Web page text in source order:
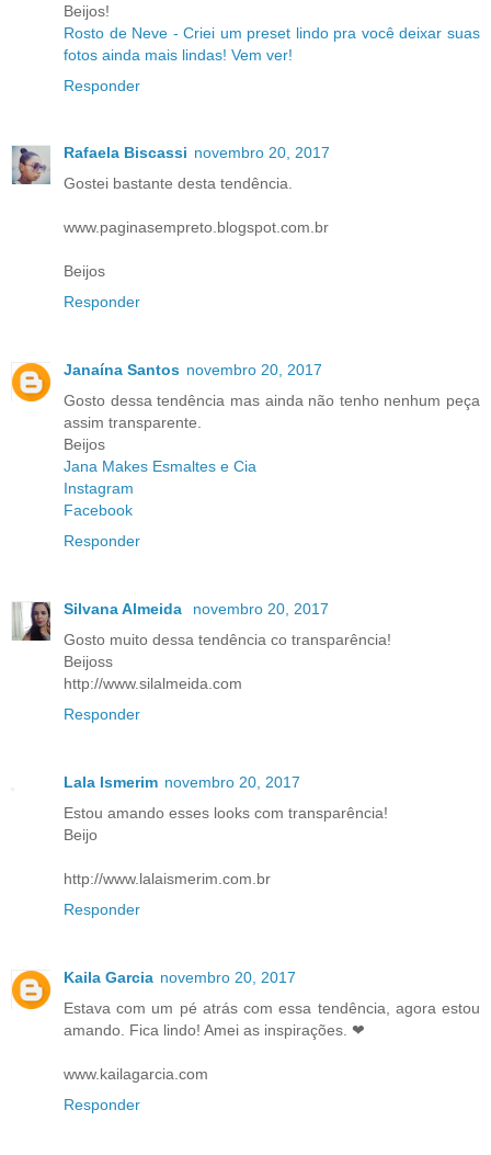
Beijos!
Rosto de Neve - Criei um preset lindo pra você deixar suas
fotos ainda mais lindas! Vem ver!
Responder
Rafaela Biscassi novembro 20, 2017
Gostei bastante desta tendência.
www.paginasempreto.blogspot.com.br
Beijos
Responder
Janaína Santos novembro 20, 2017
Gosto dessa tendência mas ainda não tenho nenhum peça
assim transparente.
Beijos
Jana Makes Esmaltes e Cia
Instagram
Facebook
Responder
Silvana Almeida
novembro 20, 2017
Gosto muito dessa tendência co transparência!
Beijoss
http://www.silalmeida.com
Responder
Lala Ismerim novembro 20, 2017
Estou amando esses looks com transparência!
Beijo
http://www.lalaismerim.com.br
Responder
Kaila Garcia novembro 20, 2017
Estava com um pé atrás com essa tendência, agora estou
amando. Fica lindo! Amei as inspirações. ❤
www.kailagarcia.com
Responder